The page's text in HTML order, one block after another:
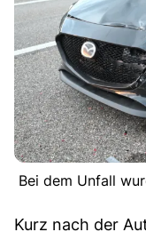
Bei dem Unfall
Kurz nach der